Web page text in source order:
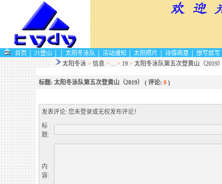
首页│21登山││太阳冬泳队│活动通知│太阳照片│诗情画意│想写就写
太阳冬泳 > 信息 > ... > 19 > 太阳冬泳队第五次登黄山（2019
标题: 太阳冬泳队第五次登黄山（2019） ( 评论: 0)
发表评论: 您未登录或无权发布评论！
标
题:
内
容: